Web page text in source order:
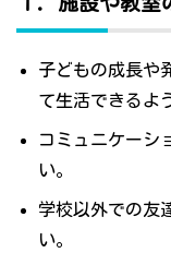
子どもの成長や
て生活できるよ
コミュニケーシ
い。
学校以外での友
い。